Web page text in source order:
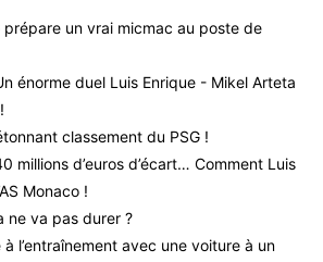
prépare un vrai micmac au poste de
énorme duel Luis Enrique - Mikel Arteta
classement du PSG !
millions d’euros d’écart… Comment Luis
Monaco !
ne va pas durer ?
l’entraînement avec une voiture à un